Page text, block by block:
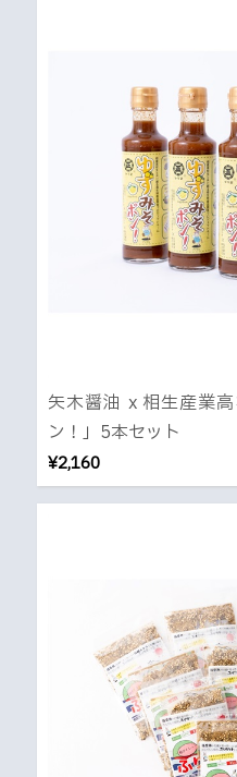
矢木醤油 x 相生産業
ン！」5本セット
¥2,160